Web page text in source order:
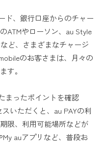
ド、銀行口座からのチャー
ATMやローソン、au Style
ど、さまざまなチャージ
のお客さまは、月々の
す。
まったポイントを確認
いただくと、au PAYの利
限、利用可能場所などが
auアプリなど、普段お